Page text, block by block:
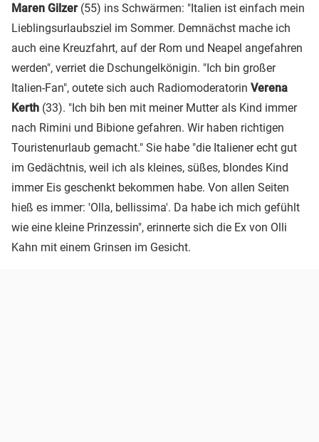
Maren Gilzer (55) ins Schwärmen: "Italien ist einfach mein
Lieblingsurlaubsziel im Sommer. Demnächst mache ich
auch eine Kreuzfahrt, auf der Rom und Neapel angefahren
werden", verriet die Dschungelkönigin. "Ich bin großer
Italien-Fan", outete sich auch Radiomoderatorin Verena
Kerth (33). "Ich bih ben mit meiner Mutter als Kind immer
nach Rimini und Bibione gefahren. Wir haben richtigen
Touristenurlaub gemacht." Sie habe "die Italiener echt gut
im Gedächtnis, weil ich als kleines, süßes, blondes Kind
immer Eis geschenkt bekommen habe. Von allen Seiten
hieß es immer: 'Olla, bellissima'. Da habe ich mich gefühlt
wie eine kleine Prinzessin", erinnerte sich die Ex von Olli
Kahn mit einem Grinsen im Gesicht.